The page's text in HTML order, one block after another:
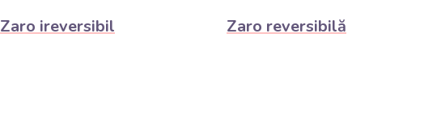
Zaro ireversibil Zaro reversibilă